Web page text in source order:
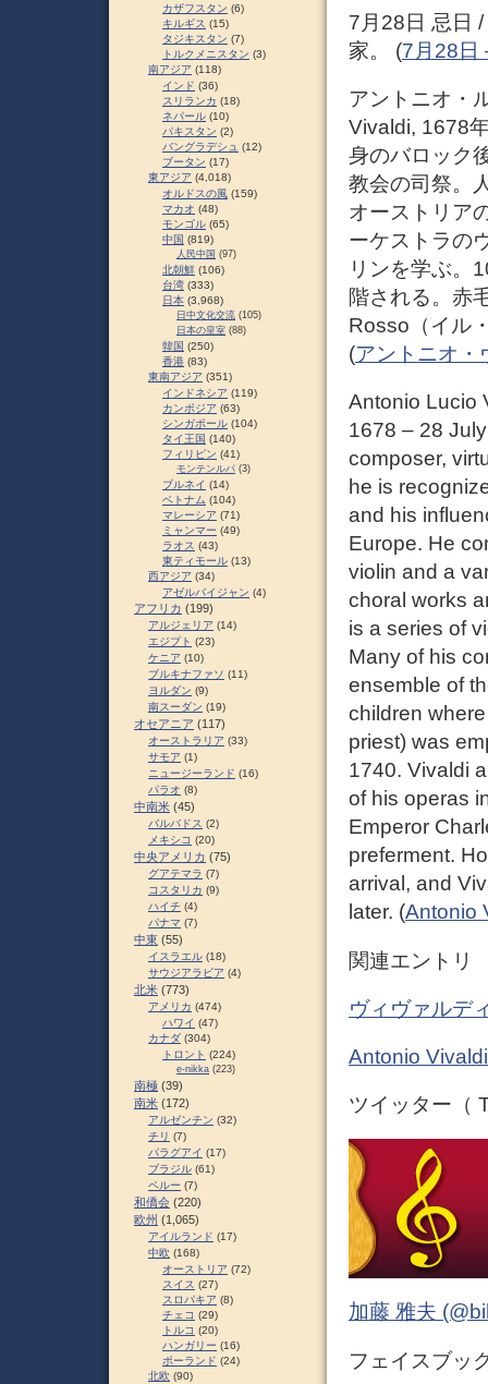
7月28日 忌日
家。 (7月28日
アントニオ・
Vivaldi, 1678
身のバロック
教会の司祭。
オーストリア
ーケストラの
リンを学ぶ。
階される。赤
Rosso（イル
(アントニオ・
Antonio Lucio
1678 – 28
composer,
he is
and his
Europe. He
violin and a
choral works
is a series of
Many of his
ensemble of
children
priest) was
1740. Vivaldi
of his operas
Emperor
preferment.
arrival, and
later. (Antonio
関連エントリ
ヴィヴァルデ
Antonio
ツイッター（
加藤 雅夫
フェイスブッ
カザフスタン (6)
キルギス (15)
タジキスタン (7)
トルクメニスタン (3)
南アジア (118)
インド (36)
スリランカ (18)
ネパール (10)
パキスタン (2)
バングラデシュ (12)
ブータン (17)
東アジア (4,018)
オルドスの風 (159)
マカオ (48)
モンゴル (65)
中国 (819)
人民中国 (97)
北朝鮮 (106)
台湾 (333)
日本 (3,968)
日中文化交流 (105)
日本の皇室 (88)
韓国 (250)
香港 (83)
東南アジア (351)
インドネシア (119)
カンボジア (63)
シンガポール (104)
タイ王国 (140)
フィリピン (41)
モンテンルパ (3)
ブルネイ (14)
ベトナム (104)
マレーシア (71)
ミャンマー (49)
ラオス (43)
東ティモール (13)
西アジア (34)
アゼルバイジャン (4)
アフリカ (199)
アルジェリア (14)
エジプト (23)
ケニア (10)
ブルキナファソ (11)
ヨルダン (9)
南スーダン (19)
オセアニア (117)
オーストラリア (33)
サモア (1)
ニュージーランド (16)
パラオ (8)
中南米 (45)
バルバドス (2)
メキシコ (20)
中央アメリカ (75)
グアテマラ (7)
コスタリカ (9)
ハイチ (4)
パナマ (7)
中東 (55)
イスラエル (18)
サウジアラビア (4)
北米 (773)
アメリカ (474)
ハワイ (47)
カナダ (304)
トロント (224)
e-nikka (223)
南極 (39)
南米 (172)
アルゼンチン (32)
チリ (7)
パラグアイ (17)
ブラジル (61)
ペルー (7)
和僑会 (220)
欧州 (1,065)
アイルランド (17)
中欧 (168)
オーストリア (72)
スイス (27)
スロパキア (8)
チェコ (29)
トルコ (20)
ハンガリー (16)
ポーランド (24)
北欧 (90)